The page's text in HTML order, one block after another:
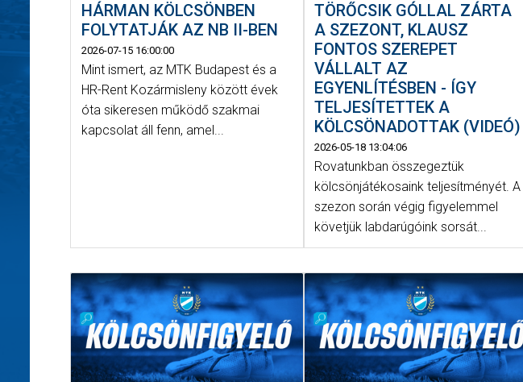
HÁRMAN KÖLCSÖNBEN
FOLYTATJÁK AZ NB II-BEN
2026-07-15 16:00:00
Mint ismert, az MTK Budapest és a
HR-Rent Kozármisleny között évek
óta sikeresen működő szakmai
kapcsolat áll fenn, amel...
TÖRŐCSIK GÓLLAL ZÁRTA
A SZEZONT, KLAUSZ
FONTOS SZEREPET
VÁLLALT AZ
EGYENLÍTÉSBEN - ÍGY
TELJESÍTETTEK A
KÖLCSÖNADOTTAK (VIDEÓ)
2026-05-18 13:04:06
Rovatunkban összegeztük
kölcsönjátékosaink teljesítményét. A
szezon során végig figyelemmel
követjük labdarúgóink sorsát...